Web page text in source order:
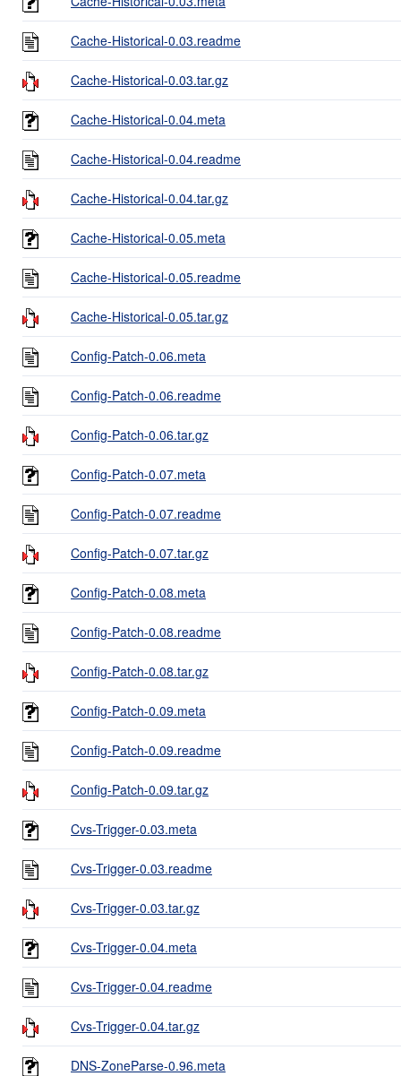
Cache-Historical-0.03.readme
Cache-Historical-0.03.tar.gz
Cache-Historical-0.04.meta
Cache-Historical-0.04.readme
Cache-Historical-0.04.tar.gz
Cache-Historical-0.05.meta
Cache-Historical-0.05.readme
Cache-Historical-0.05.tar.gz
Config-Patch-0.06.meta
Config-Patch-0.06.readme
Config-Patch-0.06.tar.gz
Config-Patch-0.07.meta
Config-Patch-0.07.readme
Config-Patch-0.07.tar.gz
Config-Patch-0.08.meta
Config-Patch-0.08.readme
Config-Patch-0.08.tar.gz
Config-Patch-0.09.meta
Config-Patch-0.09.readme
Config-Patch-0.09.tar.gz
Cvs-Trigger-0.03.meta
Cvs-Trigger-0.03.readme
Cvs-Trigger-0.03.tar.gz
Cvs-Trigger-0.04.meta
Cvs-Trigger-0.04.readme
Cvs-Trigger-0.04.tar.gz
DNS-ZoneParse-0.96.meta